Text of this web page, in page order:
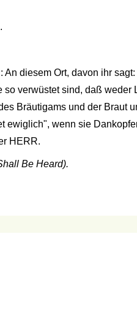
An diesem Ort, davon ihr
verwüstet sind, daß
Bräutigams und der Braut
ewiglich", wenn sie
HERR.
Be Heard).